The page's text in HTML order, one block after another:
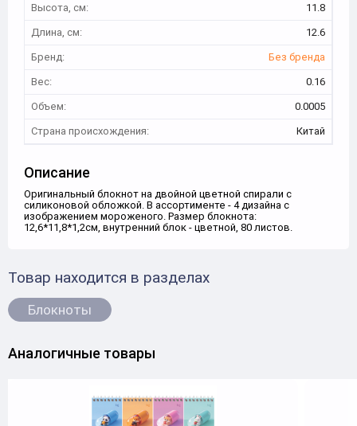
Высота, см:
11.8
Длина, см:
12.6
Бренд:
Без бренда
Вес:
0.16
Объем:
0.0005
Страна происхождения:
Китай
Описание
Оригинальный блокнот на двойной цветной спирали с
силиконовой обложкой. В ассортименте - 4 дизайна с
изображением мороженого. Размер блокнота:
12,6*11,8*1,2см, внутренний блок - цветной, 80 листов.
Товар находится в разделах
Блокноты
Аналогичные товары